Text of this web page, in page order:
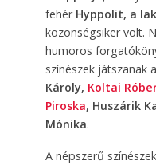
fehér Hyppolit, a
közönségsiker volt.
humoros
színészek játszanak
Károly, Koltai
Piroska, Huszárik
Mónika.
A népszerű